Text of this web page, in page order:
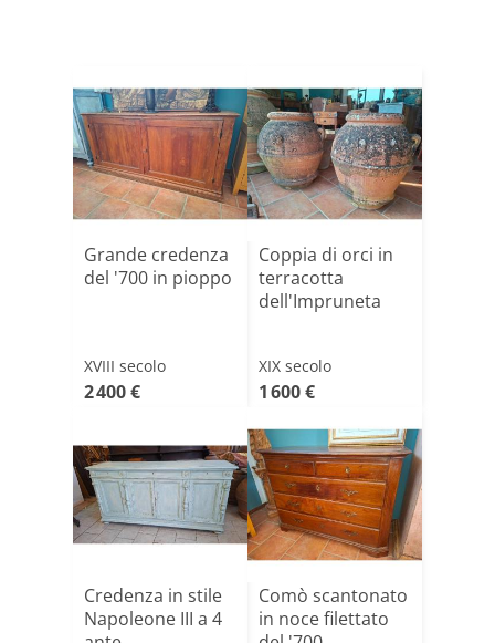
Grande credenza
del '700 in pioppo
XVIII secolo
2 400 €
Coppia di orci in
terracotta
dell'Impruneta
XIX secolo
1 600 €
Credenza in stile
Napoleone III a 4
Comò scantonato
in noce filettato